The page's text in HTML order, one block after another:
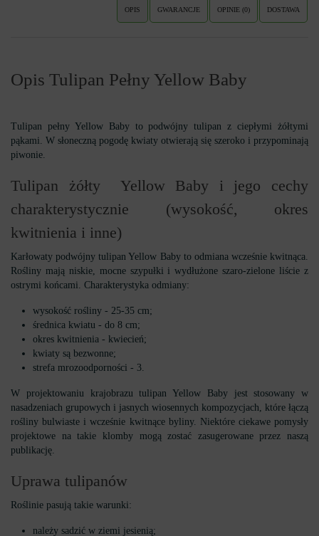
OPIS GWARANCJE OPINIE (0) DOSTAWA
Opis Tulipan Pełny Yellow Baby
Tulipan pełny Yellow Baby to podwójny tulipan z ciepłymi żółtymi
pąkami. W słoneczną pogodę kwiaty otwierają się szeroko i przypominają
piwonie.
Tulipan żółty Yellow Baby i jego cechy
charakterystycznie (wysokość, okres
kwitnienia i inne)
Karłowaty podwójny tulipan Yellow Baby to odmiana wcześnie kwitnąca.
Rośliny mają niskie, mocne szypułki i wydłużone szaro-zielone liście z
ostrymi końcami. Charakterystyka odmiany:
wysokość rośliny - 25-35 cm;
średnica kwiatu - do 8 cm;
okres kwitnienia - kwiecień;
kwiaty są bezwonne;
strefa mrozoodporności - 3.
W projektowaniu krajobrazu tulipan Yellow Baby jest stosowany w
nasadzeniach grupowych i jasnych wiosennych kompozycjach, które łączą
rośliny bulwiaste i wcześnie kwitnące byliny. Niektóre ciekawe pomysły
projektowe na takie klomby mogą zostać zasugerowane przez naszą
publikację.
Uprawa tulipanów
Roślinie pasują takie warunki:
należy sadzić w ziemi jesienią;